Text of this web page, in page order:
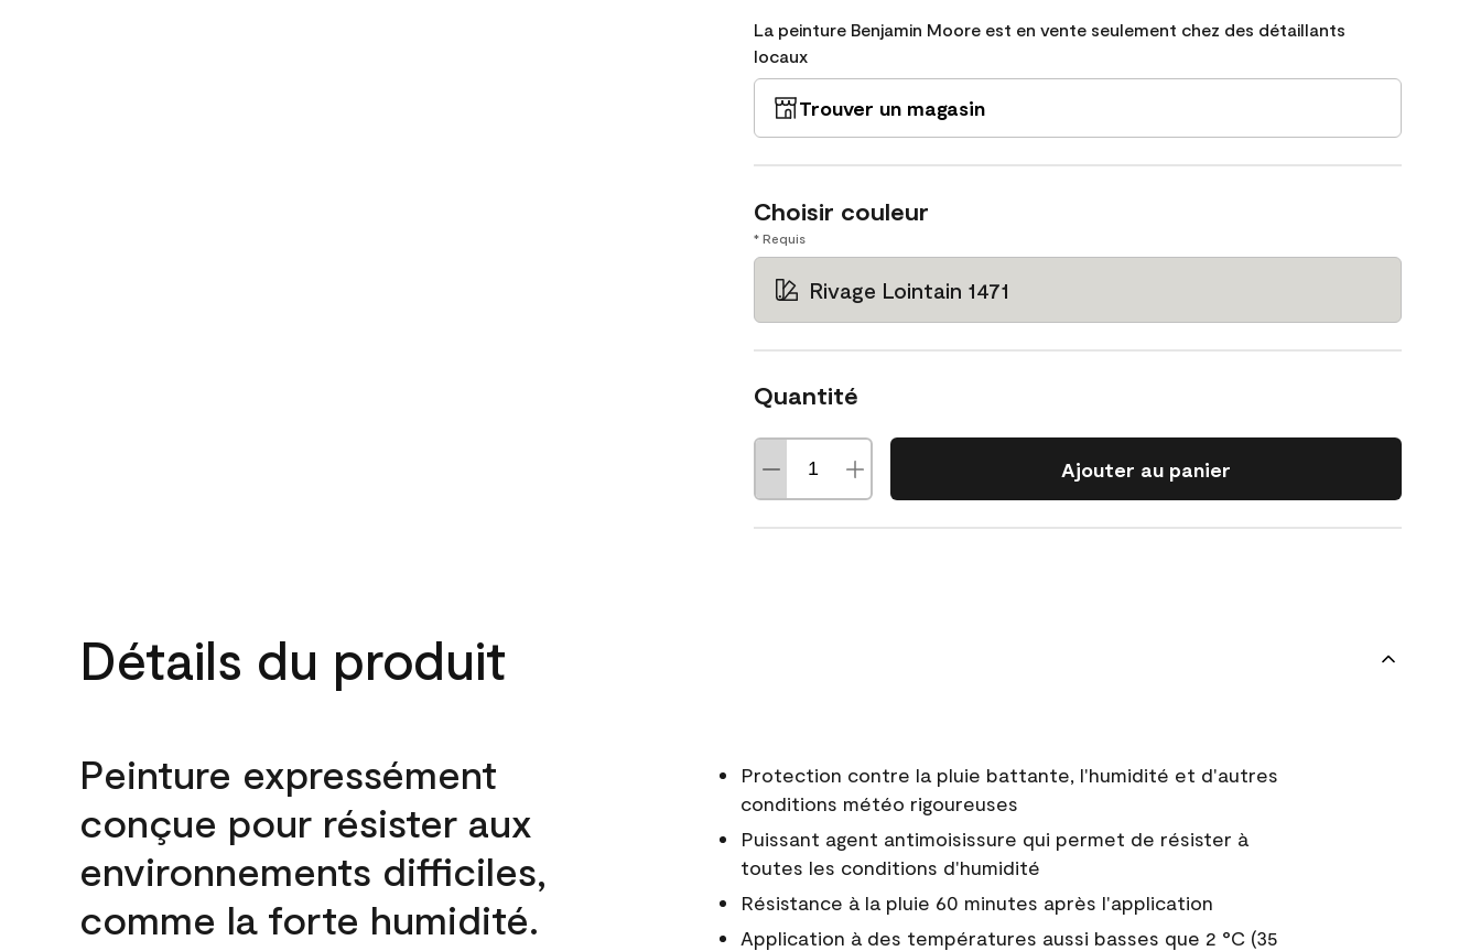
La peinture Benjamin Moore est en vente seulement chez des détaillants
locaux
Trouver un magasin
Choisir couleur
* Requis
Rivage Lointain 1471
Quantité
Ajouter au panier
Détails du produit
Peinture expressément
conçue pour résister aux
environnements difficiles,
comme la forte humidité.
Protection contre la pluie battante, l'humidité et d'autres
conditions météo rigoureuses
Puissant agent antimoisissure qui permet de résister à
toutes les conditions d'humidité
Résistance à la pluie 60 minutes après l'application
Application à des températures aussi basses que 2 °C (35